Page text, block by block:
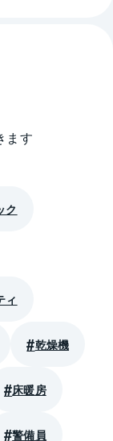
ます
ク
ィ
乾燥機
床暖房
警備員